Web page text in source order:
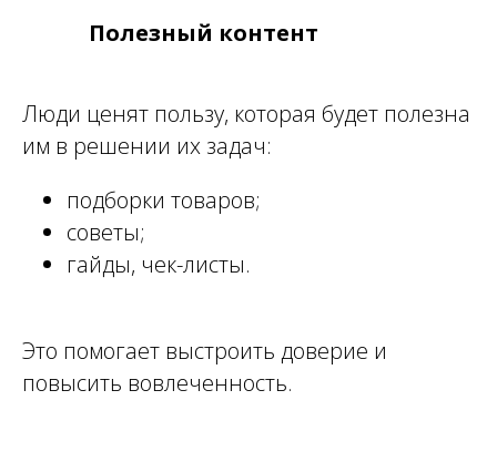
Полезный контент
Люди ценят пользу, которая будет полезна
им в решении их задач:
подборки товаров;
советы;
гайды, чек-листы.
Это помогает выстроить доверие и
повысить вовлеченность.